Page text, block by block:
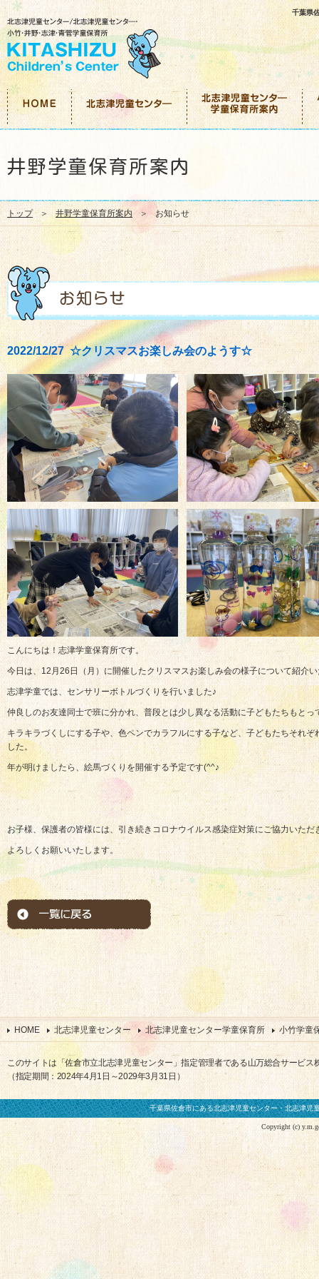
千葉県
トップ 井野学童保育所案内 お知らせ
2022/12/27 ☆クリスマスお楽しみ会のようす☆
こんにちは！志津学童保育所です。
今日は、12月26日（月）に開催したクリスマスお楽しみ会の様子について紹介
志津学童では、センサリーボトルづくりを行いました♪
仲良しのお友達同士で班に分かれ、普段とは少し異なる活動に子どもたちもとっ
キラキラづくしにする子や、色ペンでカラフルにする子など、子どもたちそれ
した。
年が明けましたら、絵馬づくりを開催する予定です(^^♪
お子様、保護者の皆様には、引き続きコロナウイルス感染症対策にご協力いた
よろしくお願いいたします。
HOME 北志津児童センター 北志津児童センター学童保育所 小竹学童
このサイトは「佐倉市立北志津児童センター」指定管理者である山万総合サービス
（指定期間：2024年4月1日～2029年3月31日）
千葉県佐倉市にある北志津児童センター・北志津児
Copyright (c)